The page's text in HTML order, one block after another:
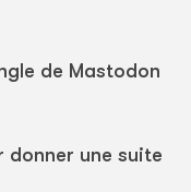
de Mastodon
donner une suite